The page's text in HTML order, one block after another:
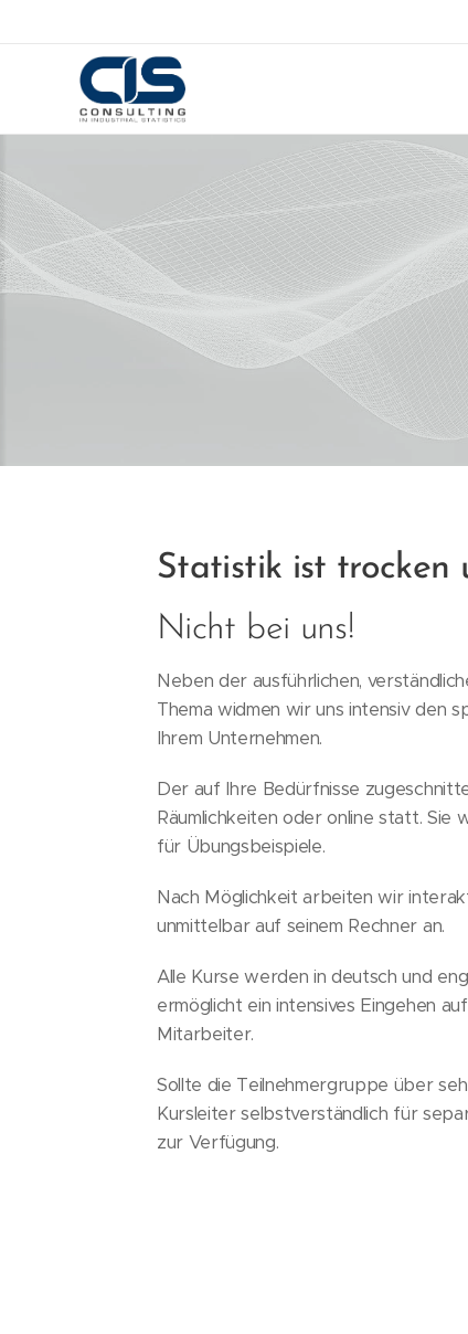
Statistik ist trocken
Nicht bei uns!
Neben der ausführlichen,
Thema widmen wir uns intensiv den
Ihrem Unternehmen.
Der auf Ihre Bedürfnisse
Räumlichkeiten oder online statt.
für Übungsbeispiele.
Nach Möglichkeit arbeiten wir
unmittelbar auf seinem Rechner an.
Alle Kurse werden in deutsch und
ermöglicht ein intensives Eingehen
Mitarbeiter.
Sollte die Teilnehmergruppe über
Kursleiter selbstverständlich für
zur Verfügung.